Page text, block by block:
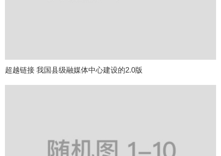
超越链接 我国县级融媒体中心建设的2.0版